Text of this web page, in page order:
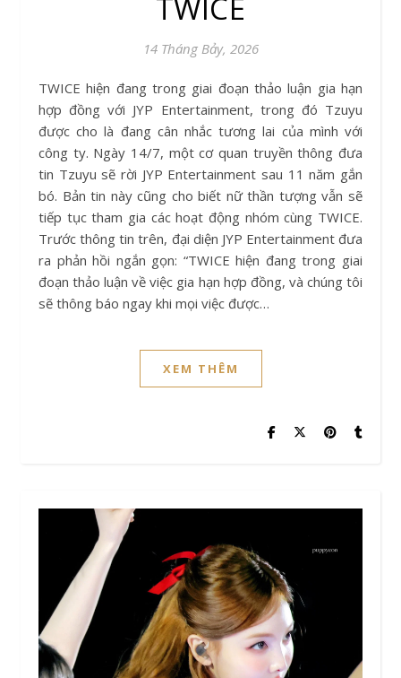
TWICE
14 Tháng Bảy, 2026
TWICE hiện đang trong giai đoạn thảo luận gia hạn
hợp đồng với JYP Entertainment, trong đó Tzuyu
được cho là đang cân nhắc tương lai của mình với
công ty. Ngày 14/7, một cơ quan truyền thông đưa
tin Tzuyu sẽ rời JYP Entertainment sau 11 năm gắn
bó. Bản tin này cũng cho biết nữ thần tượng vẫn sẽ
tiếp tục tham gia các hoạt động nhóm cùng TWICE.
Trước thông tin trên, đại diện JYP Entertainment đưa
ra phản hồi ngắn gọn: “TWICE hiện đang trong giai
đoạn thảo luận về việc gia hạn hợp đồng, và chúng tôi
sẽ thông báo ngay khi mọi việc được…
XEM THÊM